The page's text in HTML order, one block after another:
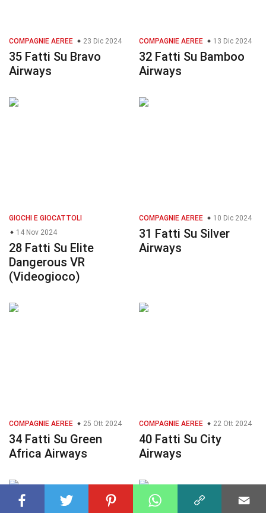
COMPAGNIE AEREE 23 Dic 2024
35 Fatti Su Bravo
Airways
COMPAGNIE AEREE 13 Dic 2024
32 Fatti Su Bamboo
Airways
GIOCHI E GIOCATTOLI
14 Nov 2024
28 Fatti Su Elite
Dangerous VR
(Videogioco)
COMPAGNIE AEREE 10 Dic 2024
31 Fatti Su Silver
Airways
COMPAGNIE AEREE 25 Ott 2024
34 Fatti Su Green
Africa Airways
COMPAGNIE AEREE 22 Ott 2024
40 Fatti Su City
Airways